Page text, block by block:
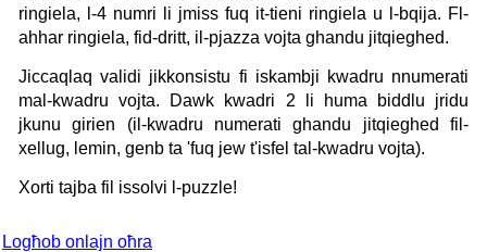
ringiela, l-4 numri li jmiss fuq it-tieni ringiela u l-bqija. Fl-
ahhar ringiela, fid-dritt, il-pjazza vojta ghandu jitqieghed.
Jiccaqlaq validi jikkonsistu fi iskambji kwadru nnumerati
mal-kwadru vojta. Dawk kwadri 2 li huma biddlu jridu
jkunu girien (il-kwadru numerati ghandu jitqieghed fil-
xellug, lemin, genb ta 'fuq jew t'isfel tal-kwadru vojta).
Xorti tajba fil issolvi l-puzzle!
Logħob onlajn oħra